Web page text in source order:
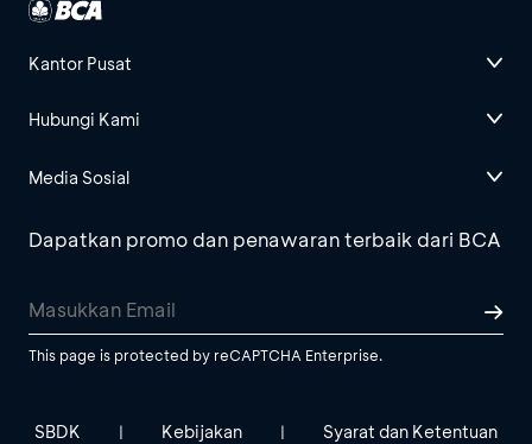
Kantor Pusat
Hubungi Kami
Media Sosial
Dapatkan promo dan penawaran terbaik dari BCA
This page is protected by reCAPTCHA Enterprise.
SBDK | Kebijakan | Syarat dan Ketentuan